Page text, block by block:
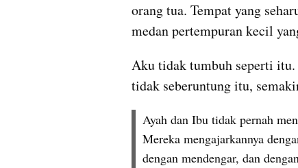
orang tua. Tempat yang
medan pertempuran kecil
Aku tidak tumbuh seperti itu.
tidak seberuntung itu,
Ayah dan Ibu tidak pernah
Mereka mengajarkannya
dengan mendengar, dan